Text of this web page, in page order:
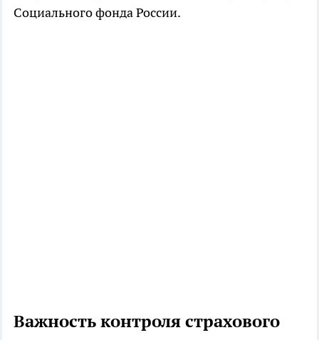
Социального фонда России.
Важность контроля страхового